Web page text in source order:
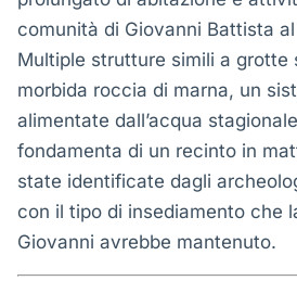
comunità di Giovanni Battista
Multiple strutture simili a grotte
morbida roccia di marna, un
alimentate dall’acqua
fondamenta di un recinto in
state identificate dagli
con il tipo di insediamento che
Giovanni avrebbe mantenuto.